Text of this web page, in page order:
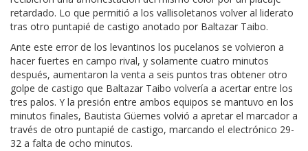
retardado. Lo que permitió a los vallisoletanos volver al liderato
tras otro puntapié de castigo anotado por Baltazar Taibo.
Ante este error de los levantinos los pucelanos se volvieron a
hacer fuertes en campo rival, y solamente cuatro minutos
después, aumentaron la venta a seis puntos tras obtener otro
golpe de castigo que Baltazar Taibo volvería a acertar entre los
tres palos. Y la presión entre ambos equipos se mantuvo en los
minutos finales, Bautista Güemes volvió a apretar el marcador a
través de otro puntapié de castigo, marcando el electrónico 29-
32 a falta de ocho minutos.